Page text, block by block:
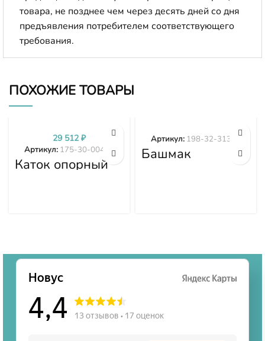
товара, не позднее чем через десять дней со дня
предъявления потребителем соответствующего
требования.
ПОХОЖИЕ ТОВАРЫ
Каток опорный
двубортный 175-
Артикул: 175-30-00496
29 512 ₽
Башмак
гусеницы 198-
Артикул: 198-32-31373